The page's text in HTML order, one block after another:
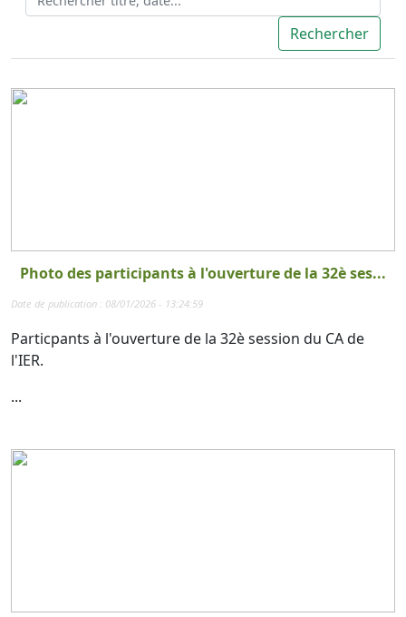
Photo des participants à l'ouverture de la 32è ses...
Date de publication : 08/01/2026 - 13:24:59
Particpants à l'ouverture de la 32è session du CA de
l'IER.
...